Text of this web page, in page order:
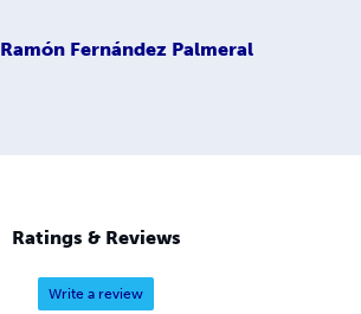
Ramón Fernández Palmeral
Ratings & Reviews
Write a review